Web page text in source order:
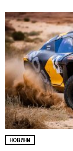
НОВИНИ